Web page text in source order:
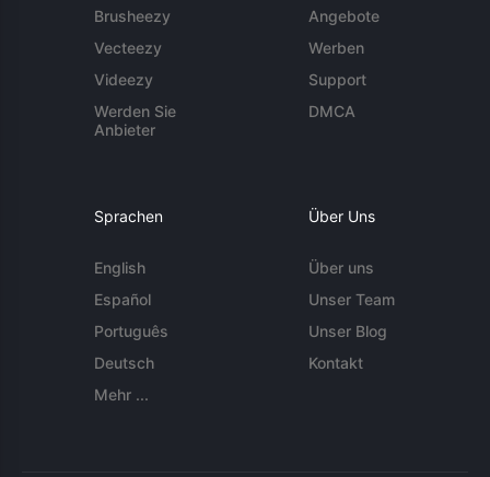
Brusheezy
Vecteezy
Videezy
Werden Sie
Anbieter
Angebote
Werben
Support
DMCA
Sprachen
English
Español
Português
Deutsch
Mehr ...
Über Uns
Über uns
Unser Team
Unser Blog
Kontakt